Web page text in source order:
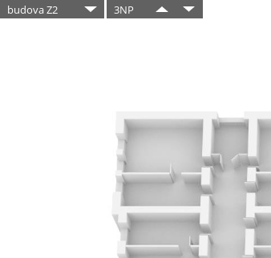
budova Z2 3NP